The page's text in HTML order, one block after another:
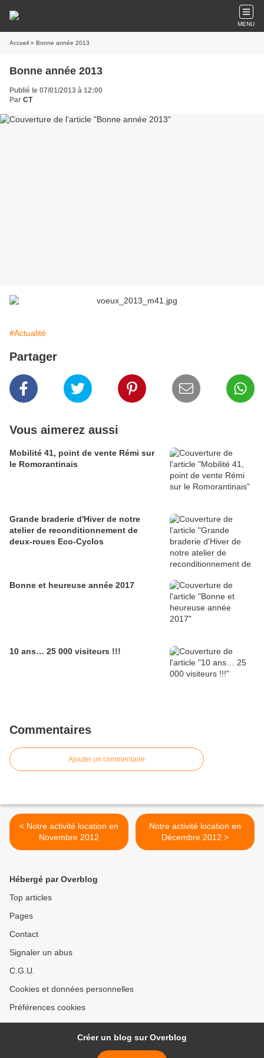
MENU
Accueil » Bonne année 2013
Bonne année 2013
Publié le 07/01/2013 à 12:00
Par CT
#Actualité
Partager
Vous aimerez aussi
Mobilité 41, point de vente Rémi sur
le Romorantinais
Grande braderie d'Hiver de notre
atelier de reconditionnement de
deux-roues Eco-Cyclos
Bonne et heureuse année 2017
10 ans… 25 000 visiteurs !!!
Commentaires
Ajouter un commentaire
< Notre activité location en
Novembre 2012
Notre activité location en
Décembre 2012 >
Hébergé par Overblog
Top articles
Pages
Contact
Signaler un abus
C.G.U.
Cookies et données personnelles
Préférences cookies
Créer un blog sur Overblog